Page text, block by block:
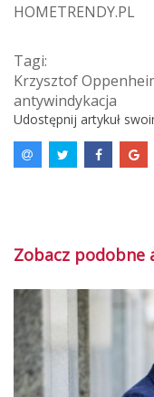
HOMETRENDY.PL
Tagi:
Krzysztof
antywindykacja
Udostępnij artykuł
Zobacz podobne